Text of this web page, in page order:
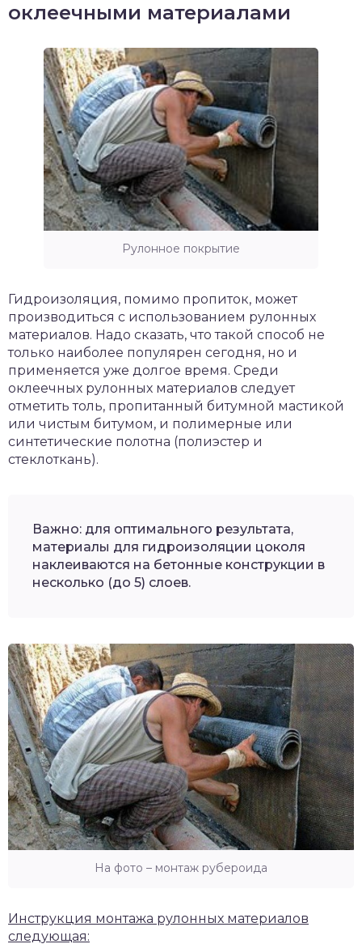
оклеечными материалами
Рулонное покрытие
Гидроизоляция, помимо пропиток, может
производиться с использованием рулонных
материалов. Надо сказать, что такой способ не
только наиболее популярен сегодня, но и
применяется уже долгое время. Среди
оклеечных рулонных материалов следует
отметить толь, пропитанный битумной мастикой
или чистым битумом, и полимерные или
синтетические полотна (полиэстер и
стеклоткань).
Важно: для оптимального результата,
материалы для гидроизоляции цоколя
наклеиваются на бетонные конструкции в
несколько (до 5) слоев.
На фото – монтаж рубероида
Инструкция монтажа рулонных материалов
следующая: